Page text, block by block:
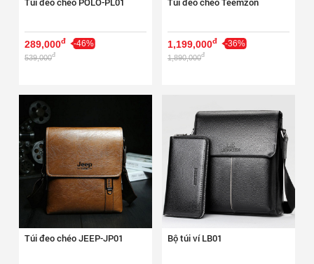
289,000đ -46%
539,000đ
1,199,000đ -36%
1,890,000đ
Túi đeo chéo JEEP-JP01 Bộ túi ví LB01